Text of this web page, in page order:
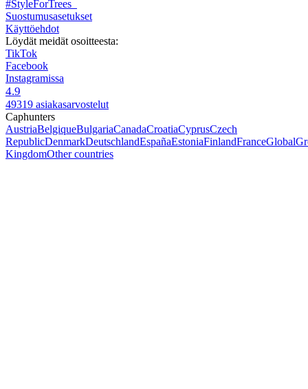
#StyleForTrees
Suostumusasetukset
Käyttöehdot
Löydät meidät osoitteesta:
TikTok
Facebook
Instagramissa
4.9
49319 asiakasarvostelut
Caphunters
AustriaBelgiqueBulgariaCanadaCroatiaCyprusCzech
RepublicDenmarkDeutschlandEspañaEstoniaFinlandFranceGlobal
KingdomOther countries